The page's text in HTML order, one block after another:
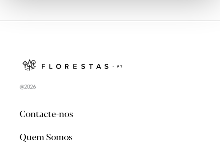
@2026
Contacte-nos
Quem Somos